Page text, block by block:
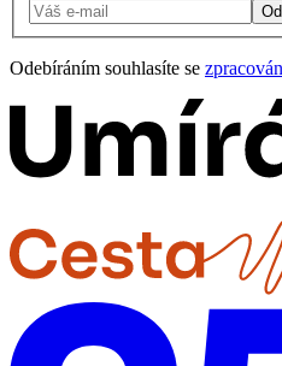
Odebíráním souhlasíte se